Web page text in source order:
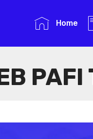
Home
PAFI